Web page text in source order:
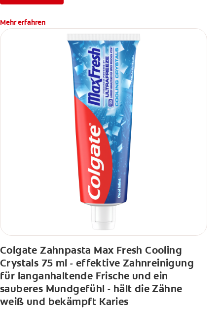
Mehr erfahren
Colgate Zahnpasta Max Fresh Cooling
Crystals 75 ml - effektive Zahnreinigung
für langanhaltende Frische und ein
sauberes Mundgefühl - hält die Zähne
weiß und bekämpft Karies